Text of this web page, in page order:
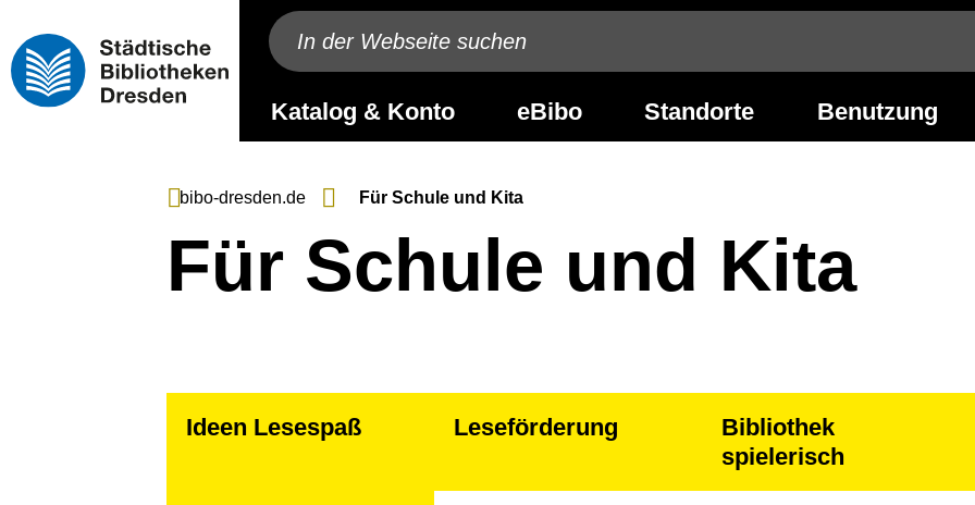
Katalog & Konto eBibo Standorte Benutzung
bibo-dresden.de Für Schule und Kita
Für Schule und Kita
Ideen Lesespaß Leseförderung
Bibliothek
spielerisch